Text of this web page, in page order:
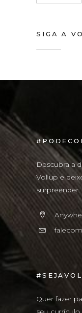
SIGA A
Descubra a
Vollup e
surpreender.
Quer fazer